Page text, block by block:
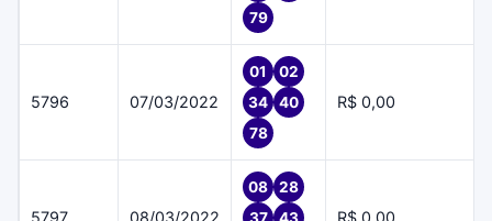
79
5796 07/03/2022
01
02
34
40
78
R$ 0,00
08
28